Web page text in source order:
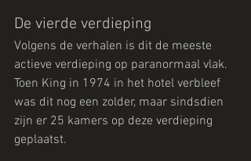
De vierde verdieping
Volgens de verhalen is dit de meeste
actieve verdieping op paranormaal vlak.
Toen King in 1974 in het hotel verbleef
was dit nog een zolder, maar sindsdien
zijn er 25 kamers op deze verdieping
geplaatst.